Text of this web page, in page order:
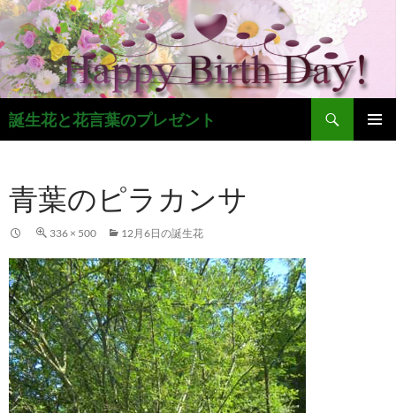
コ
ン
テ
ン
ツ
へ
ス
プ
誕生花と花言葉のプレゼント
検
索
青葉のピラカンサ
336 × 500 12月6日の誕生花